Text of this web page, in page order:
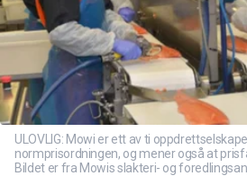
ULOVLIG: Mowi er ett av ti
normprisordningen, og mener også at
Bildet er fra Mowis slakteri- og